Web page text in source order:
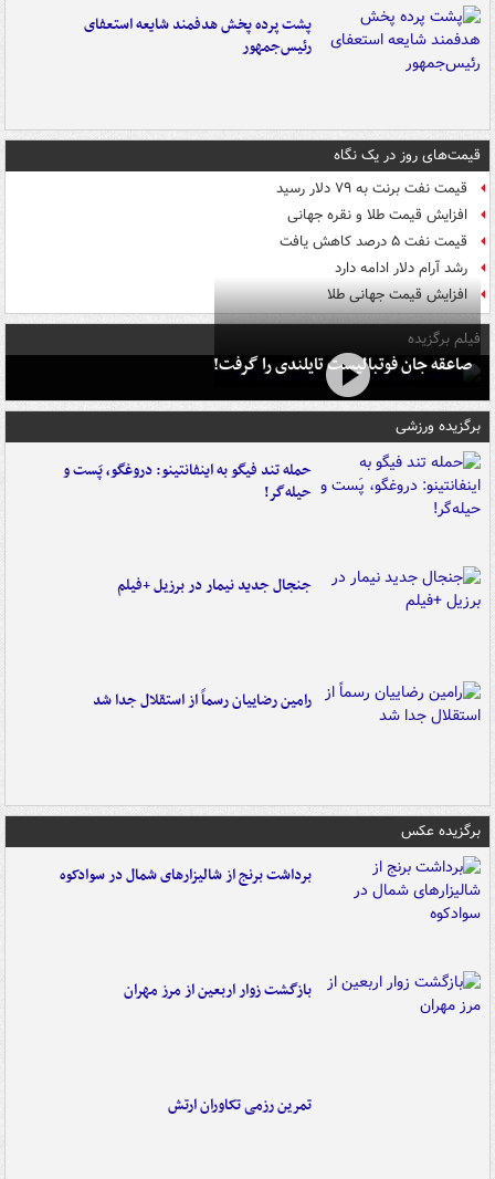
پشت پرده پخش هدفمند شایعه استعفای
رئیس‌جمهور
قیمت‌های روز در یک نگاه
قیمت نفت برنت به ۷۹ دلار رسید
افزایش قیمت طلا و نقره جهانی
قیمت نفت ۵ درصد کاهش یافت
رشد آرام دلار ادامه دارد
افزایش قیمت جهانی طلا
فیلم برگزیده
صاعقه جان فوتبالیست تایلندی را گرفت!
برگزیده ورزشی
حمله تند فیگو به اینفانتینو: دروغگو، پَست‌ و
حیله‌گر!
جنجال جدید نیمار در برزیل +فیلم
رامین رضاییان رسماً از استقلال جدا شد
برگزیده عکس
برداشت برنج از شالیزارهای شمال در سوادکوه
بازگشت زوار اربعین از مرز مهران
تمرین رزمی تکاوران ارتش